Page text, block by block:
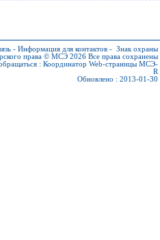
- Информация для контактов - Знак охраны
права © МСЭ 2026 Все права сохранены
: Координатор Web-страницы МСЭ-
R
Обновлено : 2013-01-30